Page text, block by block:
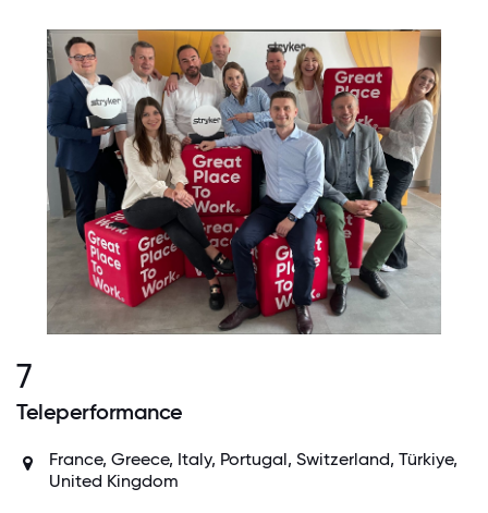
7
Teleperformance
France, Greece, Italy, Portugal, Switzerland, Türkiye,
United Kingdom